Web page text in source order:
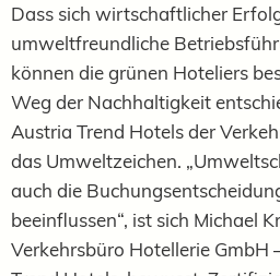
Dass sich wirtschaftlicher
umweltfreundliche
können die grünen Hoteliers
Weg der Nachhaltigkeit
Austria Trend Hotels der
das Umweltzeichen.
auch die
beeinflussen“, ist sich Michael
Verkehrsbüro Hotellerie GmbH